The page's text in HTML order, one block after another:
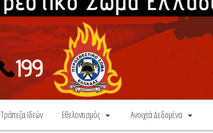
Τράπεζα Ιδεών Εθελοντισμός Ανοιχτά Δεδομένα